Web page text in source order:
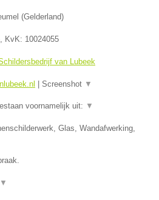
(Gelderland)
, KvK: 10024055
van Lubeek
Screenshot ▼
voornamelijk uit: ▼
Glas, Wandafwerking,
▼